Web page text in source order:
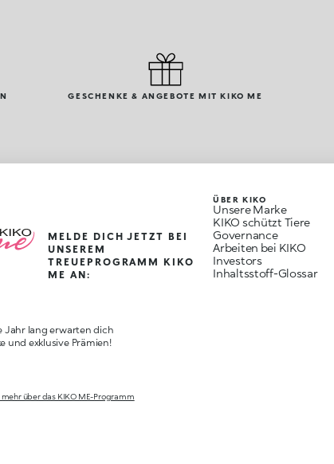
GESCHENKE & ANGEBOTE MIT KIKO ME
MELDE DICH JETZT BEI
UNSEREM
TREUEPROGRAMM KIKO
ME AN:
Jahr lang erwarten dich
und exklusive Prämien!
mehr über das KIKO ME-Programm
ÜBER KIKO
Unsere Marke
KIKO schützt Tiere
Governance
Arbeiten bei KIKO
Investors
Inhaltsstoff-Glossar